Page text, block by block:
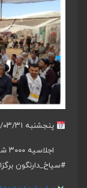
پنجشنبه ۱۴۰۳/۰۳/۳۱
اجلاسیه ۳۰۰۰ شهید
#سیاخ_دارنگون